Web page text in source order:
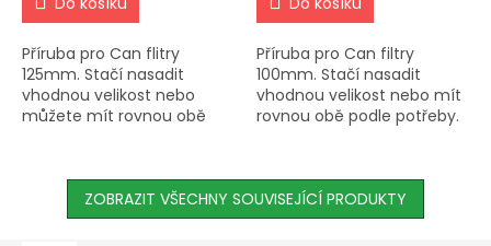
Příruba pro Can flitry
125mm. Stačí nasadit
vhodnou velikost nebo
můžete mít rovnou obě
Příruba pro Can filtry
100mm. Stačí nasadit
vhodnou velikost nebo mít
rovnou obě podle potřeby.
ZOBRAZIT VŠECHNY SOUVISEJÍCÍ PRODUKTY